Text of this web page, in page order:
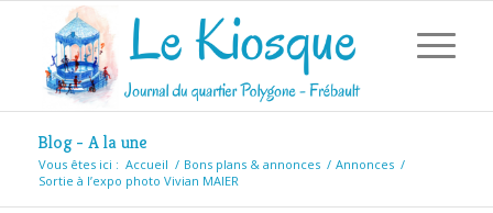
Blog - A la une
Vous êtes ici : Accueil / Bons plans & annonces / Annonces /
Sortie à l’expo photo Vivian MAIER